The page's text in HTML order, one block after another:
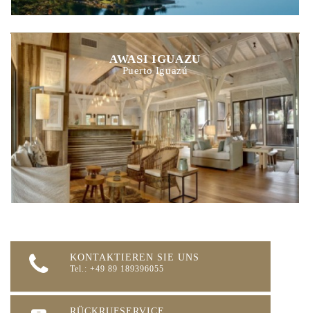
AWASI IGUAZU
Puerto Iguazú
KONTAKTIEREN SIE UNS
Tel.: +49 89 189396055